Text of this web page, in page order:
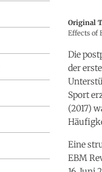
Original
Effects of
Die
der
Sport
(2017)
Eine
EBM